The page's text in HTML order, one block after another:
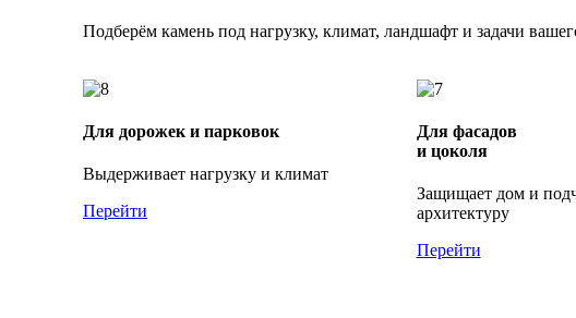
Подберём камень под нагрузку, климат, ландшафт и задачи
Для дорожек и парковок
Выдерживает нагрузку и климат
Перейти
Для фасадов
и цоколя
Защищает дом и
архитектуру
Перейти